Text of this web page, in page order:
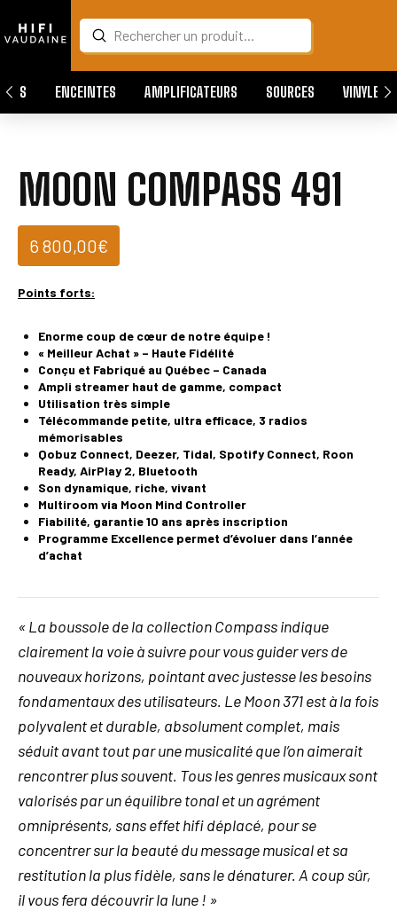
Search
Submit
ENCEINTES AMPLIFICATEURS SOURCES VINYLES
MOON COMPASS 491
6 800,00€
Points forts:
Enorme coup de cœur de notre équipe !
« Meilleur Achat » – Haute Fidélité
Conçu et Fabriqué au Québec – Canada
Ampli streamer haut de gamme, compact
Utilisation très simple
Télécommande petite, ultra efficace, 3 radios
mémorisables
Qobuz Connect, Deezer, Tidal, Spotify Connect, Roon
Ready, AirPlay 2, Bluetooth
Son dynamique, riche, vivant
Multiroom via Moon Mind Controller
Fiabilité, garantie 10 ans après inscription
Programme Excellence permet d’évoluer dans l’année
d’achat
« La boussole de la collection Compass indique
clairement la voie à suivre pour vous guider vers de
nouveaux horizons, pointant avec justesse les besoins
fondamentaux des utilisateurs. Le Moon 371 est à la fois
polyvalent et durable, absolument complet, mais
séduit avant tout par une musicalité que l’on aimerait
rencontrer plus souvent. Tous les genres musicaux sont
valorisés par un équilibre tonal et un agrément
omniprésents, sans effet hifi déplacé, pour se
concentrer sur la beauté du message musical et sa
restitution la plus fidèle, sans le dénaturer. A coup sûr,
il vous fera découvrir la lune ! »